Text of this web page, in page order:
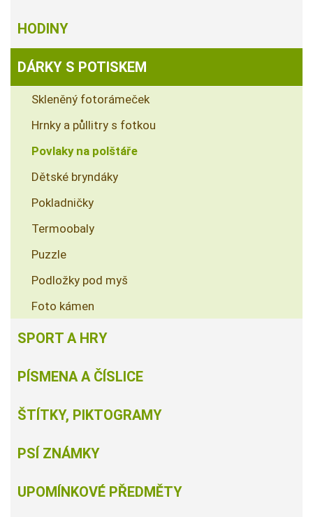
HODINY
DÁRKY S POTISKEM
Skleněný fotorámeček
Hrnky a půllitry s fotkou
Povlaky na polštáře
Dětské bryndáky
Pokladničky
Termoobaly
Puzzle
Podložky pod myš
Foto kámen
SPORT A HRY
PÍSMENA A ČÍSLICE
ŠTÍTKY, PIKTOGRAMY
PSÍ ZNÁMKY
UPOMÍNKOVÉ PŘEDMĚTY